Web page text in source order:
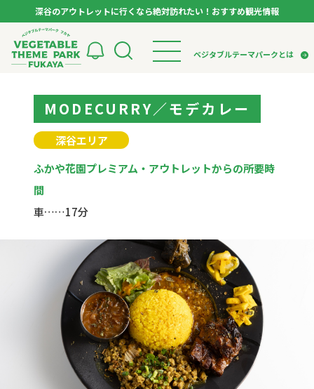
深谷のアウトレットに行くなら絶対訪れたい！おすすめ観光情報
ベジタブルテーマパークとは
トップページ
モデルコース
スポット
体験
特集記事
ベジタブルテーマパークとは
VTPキャストミーティング
アンバサダー
お役立ち情報
MODECURRY／モデカレー
深谷エリア
ふかや花園プレミアム・アウトレットからの所要時
間
車……17分